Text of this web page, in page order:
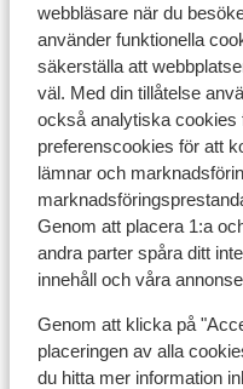
webbläsare när du
använder funktionella
säkerställa att
väl. Med din tillåtelse
också analytiska cookies
preferenscookies för att
lämnar och
Genom att placera 1:a
andra parter spåra ditt
innehåll och våra
Genom att klicka på
placeringen av alla
du hitta mer information
Résidence Daria-I Nor
Hotel Au Chamois d'Or
Hotel Daria-I Nor
Hotel Le Castillan
Residence le Claret I &